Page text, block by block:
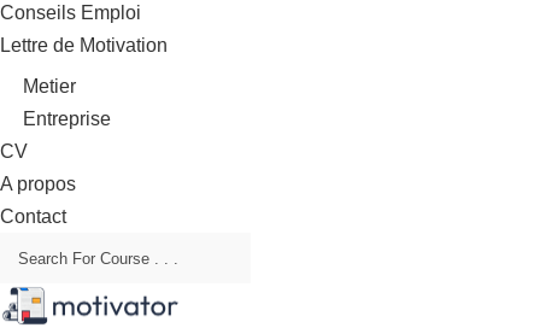
Conseils Emploi
Lettre de Motivation
Metier
Entreprise
CV
A propos
Contact